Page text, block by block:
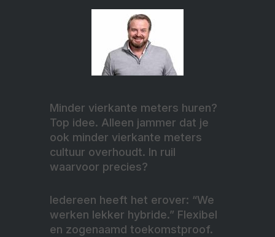
Minder vierkante meters huren?
Top idee. Alleen jammer dat je
ook minder vierkante meters
cultuur overhoudt. In ruil
waarvoor precies?
Iedereen heeft het erover: “We
werken lekker hybride.” Flexibel
en zogenaamd toekomstproof.